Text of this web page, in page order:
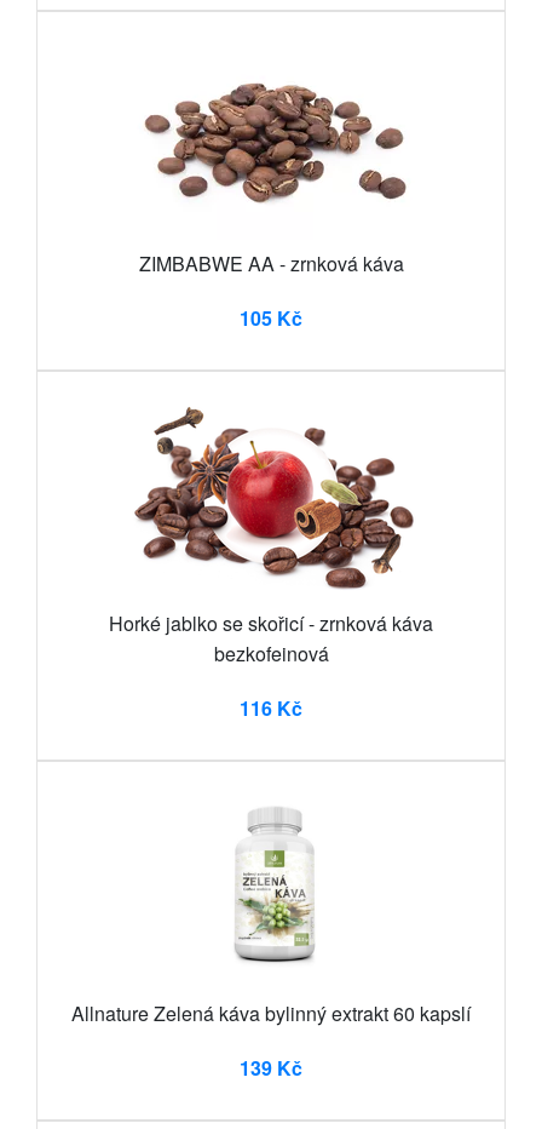
ZIMBABWE AA - zrnková káva
105 Kč
Horké jablko se skořicí - zrnková káva
bezkofeinová
116 Kč
Allnature Zelená káva bylinný extrakt 60 kapslí
139 Kč